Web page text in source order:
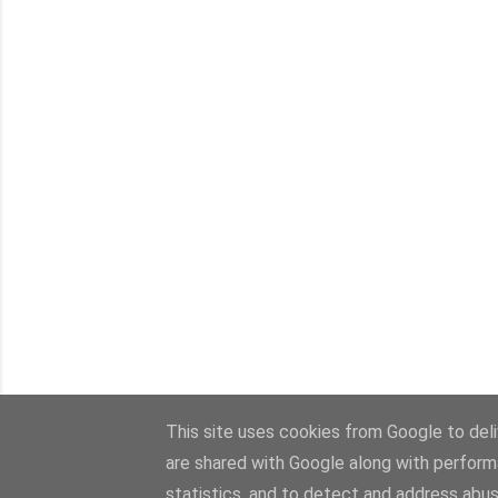
This site uses cookies from Google to
are shared with Google along with